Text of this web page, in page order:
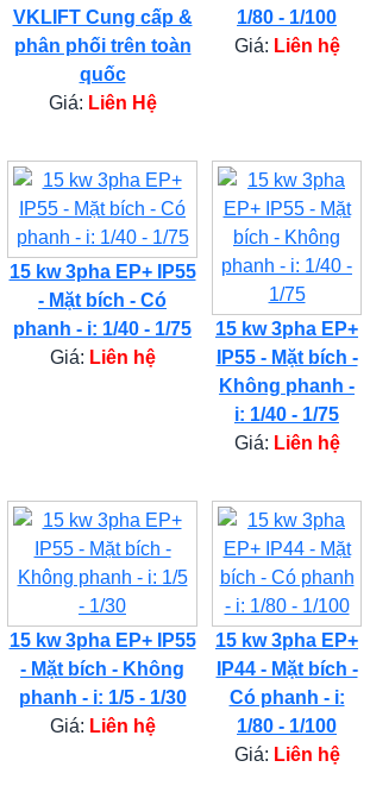
VKLIFT Cung cấp &
phân phối trên toàn
quốc
Giá: Liên Hệ
1/80 - 1/100
Giá: Liên hệ
15 kw 3pha EP+ IP55
- Mặt bích - Có
phanh - i: 1/40 - 1/75
Giá: Liên hệ
15 kw 3pha EP+
IP55 - Mặt bích -
Không phanh -
i: 1/40 - 1/75
Giá: Liên hệ
15 kw 3pha EP+ IP55
- Mặt bích - Không
phanh - i: 1/5 - 1/30
Giá: Liên hệ
15 kw 3pha EP+
IP44 - Mặt bích -
Có phanh - i:
1/80 - 1/100
Giá: Liên hệ